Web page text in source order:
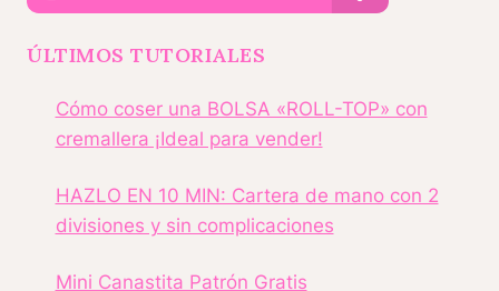
ÚLTIMOS TUTORIALES
Cómo coser una BOLSA «ROLL-TOP» con
cremallera ¡Ideal para vender!
HAZLO EN 10 MIN: Cartera de mano con 2
divisiones y sin complicaciones
Mini Canastita Patrón Gratis